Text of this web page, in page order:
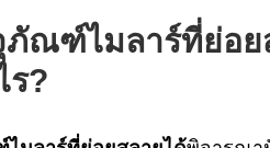
ภัณฑ์ไมลาร์ที่ย่อย
ร?